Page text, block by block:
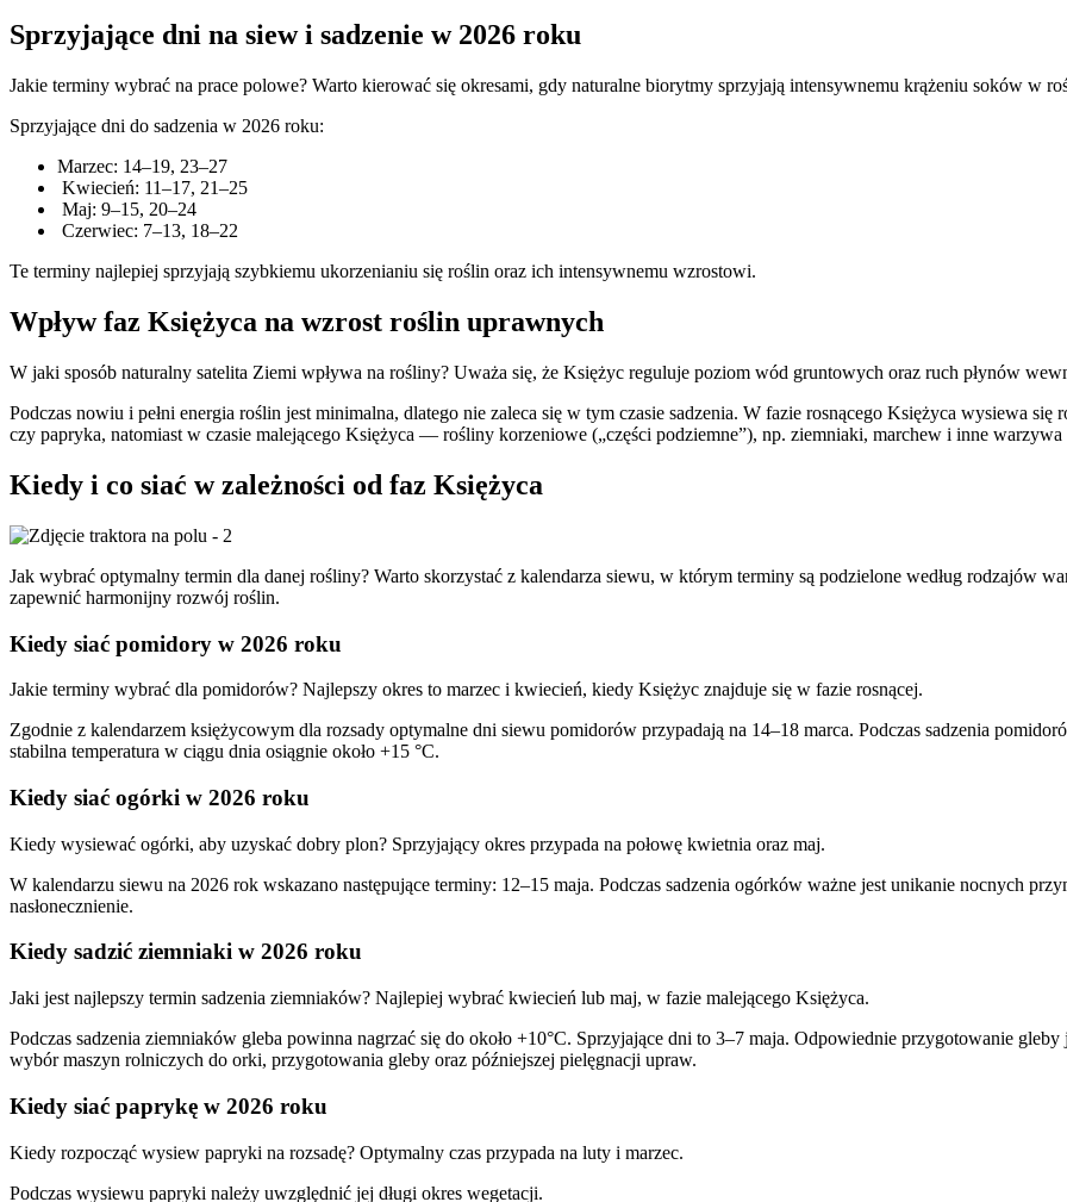
Sprzyjające dni na siew i sadzenie w 2026 roku
Jakie terminy wybrać na prace polowe? Warto kierować się okresami, gdy naturalne biorytmy sprzyjają intensywnemu krążeniu soków w
Sprzyjające dni do sadzenia w 2026 roku:
Marzec: 14–19, 23–27
Kwiecień: 11–17, 21–25
Maj: 9–15, 20–24
Czerwiec: 7–13, 18–22
Te terminy najlepiej sprzyjają szybkiemu ukorzenianiu się roślin oraz ich intensywnemu wzrostowi.
Wpływ faz Księżyca na wzrost roślin uprawnych
W jaki sposób naturalny satelita Ziemi wpływa na rośliny? Uważa się, że Księżyc reguluje poziom wód gruntowych oraz ruch płynów
Podczas nowiu i pełni energia roślin jest minimalna, dlatego nie zaleca się w tym czasie sadzenia. W fazie rosnącego Księżyca wysiewa
czy papryka, natomiast w czasie malejącego Księżyca — rośliny korzeniowe („części podziemne”), np. ziemniaki, marchew i inne
Kiedy i co siać w zależności od faz Księżyca
Jak wybrać optymalny termin dla danej rośliny? Warto skorzystać z kalendarza siewu, w którym terminy są podzielone według rodzajów
zapewnić harmonijny rozwój roślin.
Kiedy siać pomidory w 2026 roku
Jakie terminy wybrać dla pomidorów? Najlepszy okres to marzec i kwiecień, kiedy Księżyc znajduje się w fazie rosnącej.
Zgodnie z kalendarzem księżycowym dla rozsady optymalne dni siewu pomidorów przypadają na 14–18 marca. Podczas sadzenia
stabilna temperatura w ciągu dnia osiągnie około +15 °C.
Kiedy siać ogórki w 2026 roku
Kiedy wysiewać ogórki, aby uzyskać dobry plon? Sprzyjający okres przypada na połowę kwietnia oraz maj.
W kalendarzu siewu na 2026 rok wskazano następujące terminy: 12–15 maja. Podczas sadzenia ogórków ważne jest unikanie nocnych
nasłonecznienie.
Kiedy sadzić ziemniaki w 2026 roku
Jaki jest najlepszy termin sadzenia ziemniaków? Najlepiej wybrać kwiecień lub maj, w fazie malejącego Księżyca.
Podczas sadzenia ziemniaków gleba powinna nagrzać się do około +10°C. Sprzyjające dni to 3–7 maja. Odpowiednie przygotowanie
wybór maszyn rolniczych do orki, przygotowania gleby oraz późniejszej pielęgnacji upraw.
Kiedy siać paprykę w 2026 roku
Kiedy rozpocząć wysiew papryki na rozsadę? Optymalny czas przypada na luty i marzec.
Podczas wysiewu papryki należy uwzględnić jej długi okres wegetacji.